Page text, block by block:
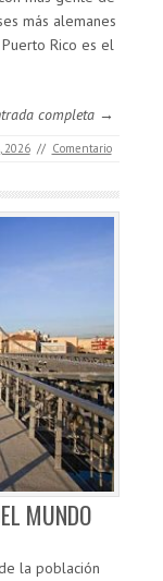
más alemanes
Rico es el
completa →
2026 // Comentario
MUNDO
la población